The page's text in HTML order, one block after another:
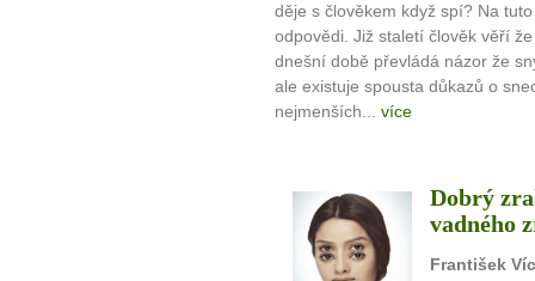
děje s člověkem když spí? Na
odpovědi. Již staletí člověk věří
dnešní době převládá názor že
ale existuje spousta důkazů o
nejmenších... více
Dobrý
vadného
František